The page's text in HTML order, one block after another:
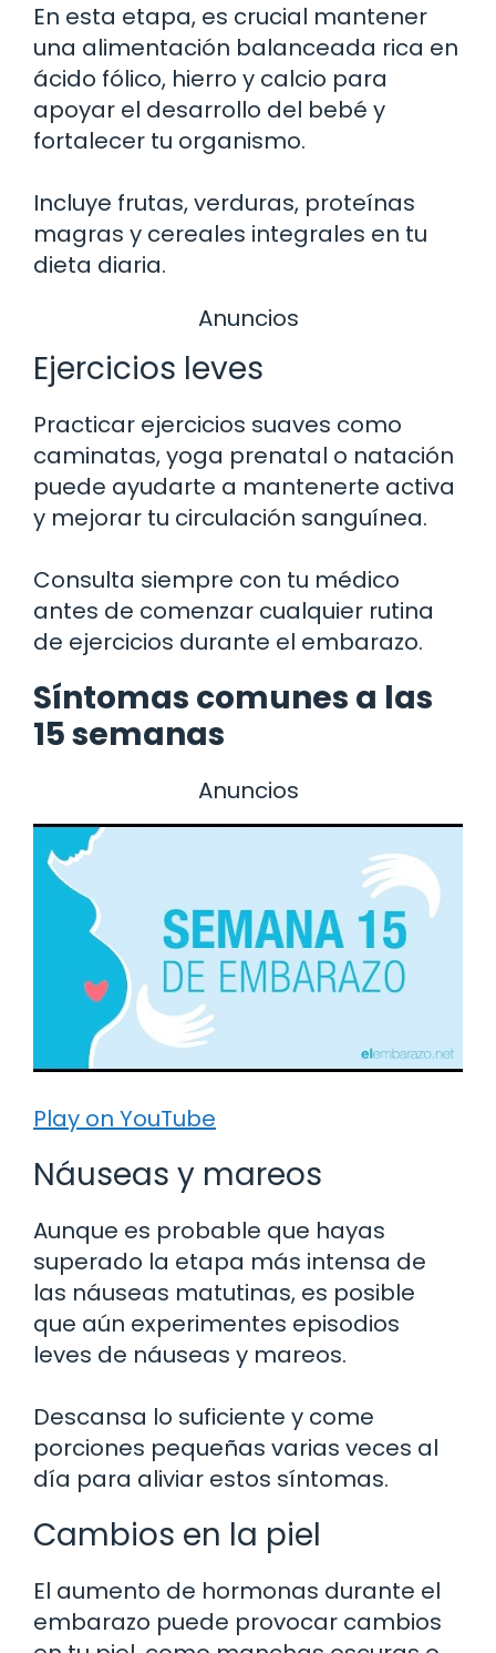
En esta etapa, es crucial mantener
una alimentación balanceada rica en
ácido fólico, hierro y calcio para
apoyar el desarrollo del bebé y
fortalecer tu organismo.
Incluye frutas, verduras, proteínas
magras y cereales integrales en tu
dieta diaria.
Anuncios
Ejercicios leves
Practicar ejercicios suaves como
caminatas, yoga prenatal o natación
puede ayudarte a mantenerte activa
y mejorar tu circulación sanguínea.
Consulta siempre con tu médico
antes de comenzar cualquier rutina
de ejercicios durante el embarazo.
Síntomas comunes a las
15 semanas
Anuncios
Play on YouTube
Náuseas y mareos
Aunque es probable que hayas
superado la etapa más intensa de
las náuseas matutinas, es posible
que aún experimentes episodios
leves de náuseas y mareos.
Descansa lo suficiente y come
porciones pequeñas varias veces al
día para aliviar estos síntomas.
Cambios en la piel
El aumento de hormonas durante el
embarazo puede provocar cambios